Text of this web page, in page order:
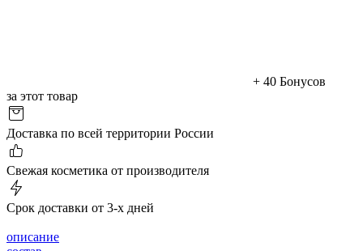
+ 40 Бонусов
за этот товар
Доставка по всей территории России
Cвежая косметика от производителя
Срок доставки от 3-х дней
описание